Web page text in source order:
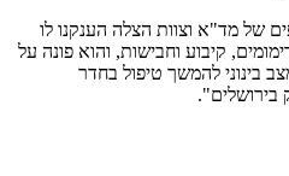
של מד"א וצוות הצלה הענקנו לו
קיבוע וחבישות, והוא פונה על
בינוני להמשך טיפול בחדר
בירושלים".